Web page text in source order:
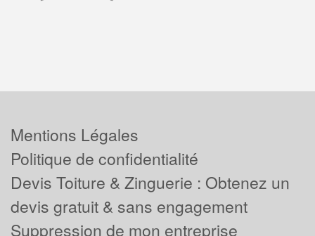
Mentions Légales
Politique de confidentialité
Devis Toiture & Zinguerie : Obtenez un
devis gratuit & sans engagement
Suppression de mon entreprise